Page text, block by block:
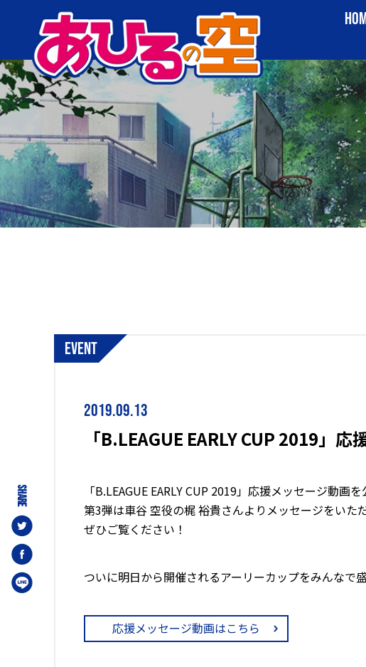
event
2019.09.13
「B.LEAGUE EARLY CUP 2019」
「B.LEAGUE EARLY CUP 2019」応援メッセージ動画
第3弾は車谷 空役の梶 裕貴さんよりメッセージをいた
ぜひご覧ください！
ついに明日から開催されるアーリーカップをみんなで
応援メッセージ動画はこちら
SHARE